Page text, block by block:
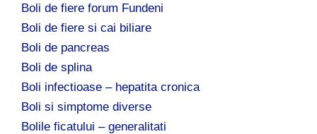
Boli de fiere forum Fundeni
Boli de fiere si cai biliare
Boli de pancreas
Boli de splina
Boli infectioase – hepatita cronica
Boli si simptome diverse
Bolile ficatului – generalitati